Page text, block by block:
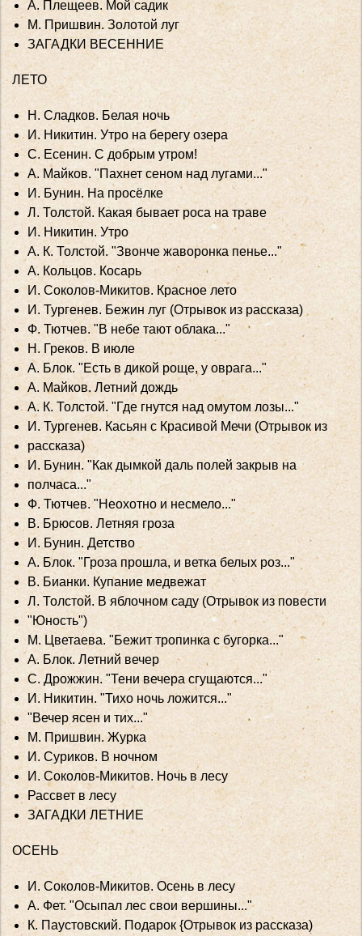
А. Плещеев. Мой садик
М. Пришвин. Золотой луг
ЗАГАДКИ ВЕСЕННИЕ
ЛЕТО
Н. Сладков. Белая ночь
И. Никитин. Утро на берегу озера
С. Есенин. С добрым утром!
А. Майков. "Пахнет сеном над лугами..."
И. Бунин. На просёлке
Л. Толстой. Какая бывает роса на траве
И. Никитин. Утро
А. К. Толстой. "Звонче жаворонка пенье..."
А. Кольцов. Косарь
И. Соколов-Микитов. Красное лето
И. Тургенев. Бежин луг (Отрывок из рассказа)
Ф. Тютчев. "В небе тают облака..."
Н. Греков. В июле
А. Блок. "Есть в дикой роще, у оврага..."
А. Майков. Летний дождь
A. К. Толстой. "Где гнутся над омутом лозы..."
И. Тургенев. Касьян с Красивой Мечи (Отрывок из
рассказа)
И. Бунин. "Как дымкой даль полей закрыв на
полчаса..."
Ф. Тютчев. "Неохотно и несмело..."
B. Брюсов. Летняя гроза
И. Бунин. Детство
А. Блок. "Гроза прошла, и ветка белых роз..."
B. Бианки. Купание медвежат
Л. Толстой. В яблочном саду (Отрывок из повести
"Юность")
М. Цветаева. "Бежит тропинка с бугорка..."
А. Блок. Летний вечер
C. Дрожжин. "Тени вечера сгущаются..."
И. Никитин. "Тихо ночь ложится..."
"Вечер ясен и тих..."
М. Пришвин. Журка
И. Суриков. В ночном
И. Соколов-Микитов. Ночь в лесу
Рассвет в лесу
ЗАГАДКИ ЛЕТНИЕ
ОСЕНЬ
И. Соколов-Микитов. Осень в лесу
А. Фет. "Осыпал лес свои вершины..."
К. Паустовский. Подарок {Отрывок из рассказа)